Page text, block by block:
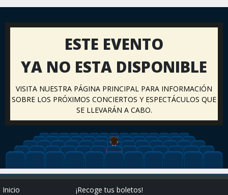
ESTE EVENTO
YA NO ESTA DISPONIBLE
VISITA NUESTRA PÁGINA PRINCIPAL PARA INFORMACIÓN
SOBRE LOS PRÓXIMOS CONCIERTOS Y ESPECTÁCULOS QUE
SE LLEVARÁN A CABO.
Inicio
¡Recoge tus boletos!